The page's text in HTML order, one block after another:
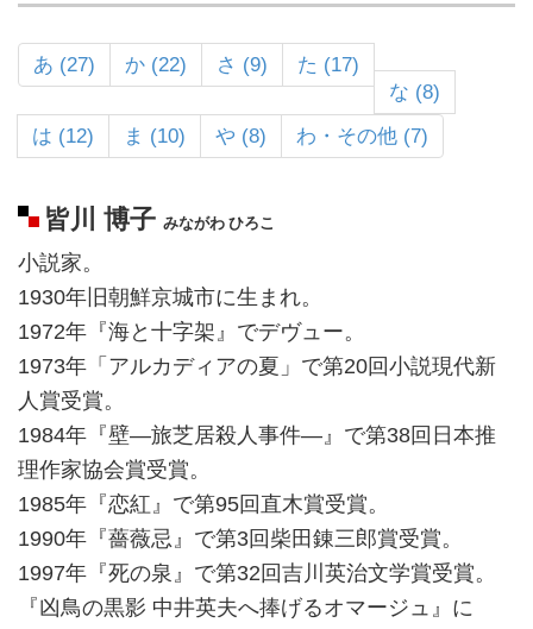
あ (27) か (22) さ (9)
た (17)
な (8)
は (12)
ま (10) や (8) わ・その他 (7)
皆川 博子みながわ ひろこ
小説家。
1930年旧朝鮮京城市に生まれ。
1972年『海と十字架』でデヴュー。
1973年「アルカディアの夏」で第20回小説現代新
人賞受賞。
1984年『壁―旅芝居殺人事件―』で第38回日本推
理作家協会賞受賞。
1985年『恋紅』で第95回直木賞受賞。
1990年『薔薇忌』で第3回柴田錬三郎賞受賞。
1997年『死の泉』で第32回吉川英治文学賞受賞。
『凶鳥の黒影 中井英夫へ捧げるオマージュ』に